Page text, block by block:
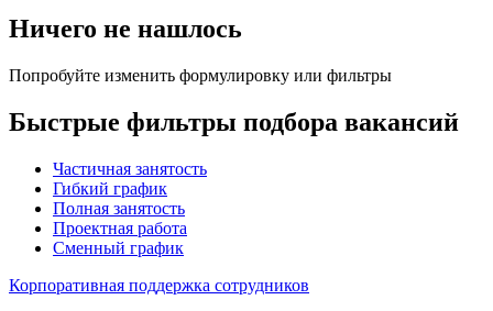
Ничего не нашлось
Попробуйте изменить формулировку или фильтры
Быстрые фильтры подбора вакансий
Частичная занятость
Гибкий график
Полная занятость
Проектная работа
Сменный график
Корпоративная поддержка сотрудников